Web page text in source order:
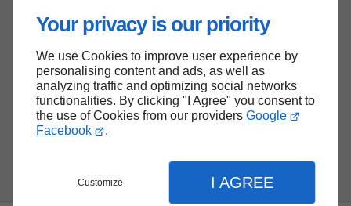
Your privacy is our priority
We use Cookies to improve user experience by
personalising content and ads, as well as
analyzing traffic and optimizing social networks
functionalities. By clicking "I Agree" you consent to
the use of Cookies from our providers Google
Facebook
.
Customize I AGREE
Mentions légales
Plan du site
Haut de page